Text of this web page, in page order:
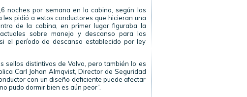
noches por semana en la cabina, según las
les pidió a estos conductores que hicieran una
de la cabina, en primer lugar figuraba la
sobre manejo y descanso para los
el período de descanso establecido por ley
sellos distintivos de Volvo, pero también lo es
Carl Johan Almqvist, Director de Seguridad
con un diseño deficiente puede afectar
pudo dormir bien es aún peor”.